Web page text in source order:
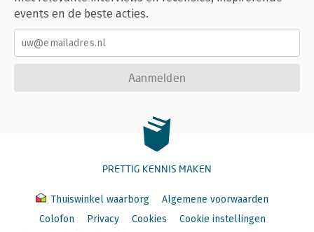
events en de beste acties.
Aanmelden
PRETTIG KENNIS MAKEN
Thuiswinkel waarborg
Algemene voorwaarden
Colofon
Privacy Cookies
Cookie instellingen